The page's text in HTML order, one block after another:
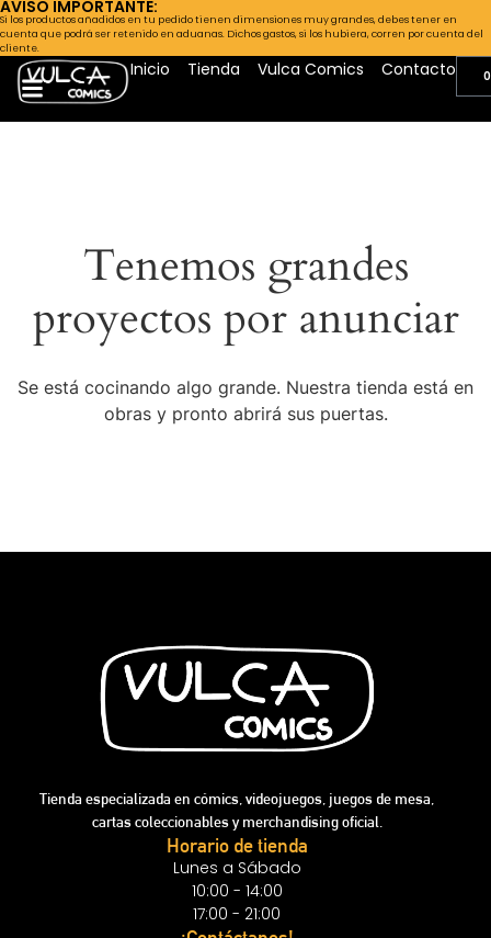
AVISO IMPORTANTE:
Si los productos añadidos en tu pedido tienen dimensiones muy grandes, debes tener en
cuenta que podrá ser retenido en aduanas. Dichos gastos, si los hubiera, corren por cuenta del
cliente.
Inicio Tienda Vulca Comics Contacto
Tenemos grandes
proyectos por anunciar
Se está cocinando algo grande. Nuestra tienda está en
obras y pronto abrirá sus puertas.
Tienda especializada en cómics, videojuegos, juegos de mesa,
cartas coleccionables y merchandising oficial.
Horario de tienda
Lunes a Sábado
10:00 - 14:00
17:00 - 21:00